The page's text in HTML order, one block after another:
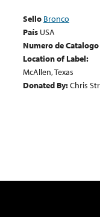
Sello Bronco
País USA
Numero de Catalogo
Location of Label:
McAllen, Texas
Donated By:Chris